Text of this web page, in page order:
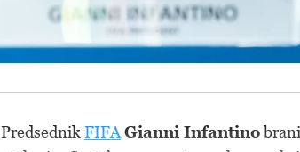
PredsednikFIFAGianni Infantino